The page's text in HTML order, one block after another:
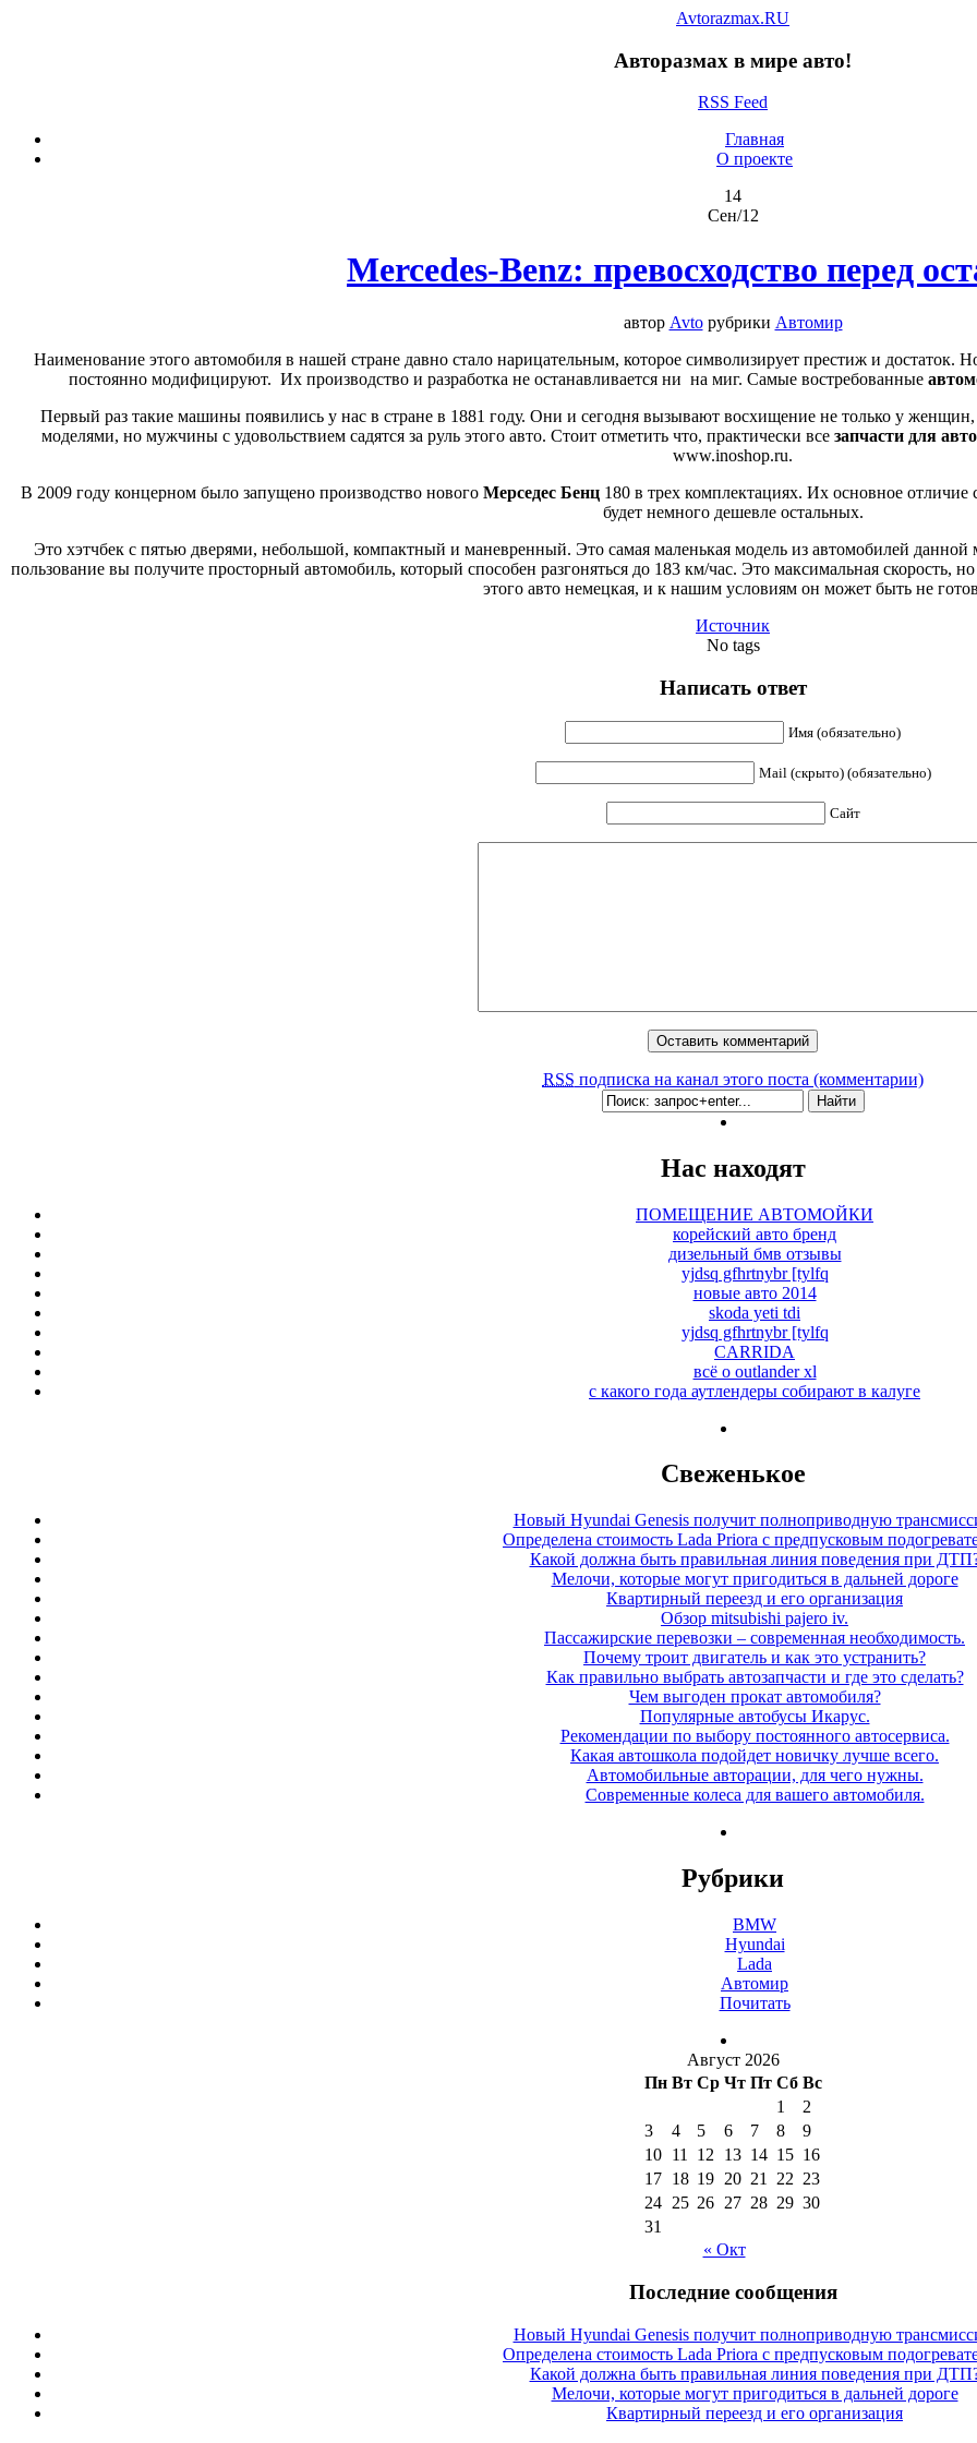
Avtorazmax.RU
Авторазмах в мире авто!
RSS Feed
Главная
О проекте
14
Сен/12
Mercedes-Benz: превосходство перед
автор Avtoрубрики Автомир
Наименование этого автомобиля в нашей стране давно стало нарицательным, которое символизирует престиж и достаток.
постоянно модифицируют. Их производство и разработка не останавливается ни на миг. Самые востребованные
Первый раз такие машины появились у нас в стране в 1881 году. Они и сегодня вызывают восхищение не только у
моделями, но мужчины с удовольствием садятся за руль этого авто. Стоит отметить что, практически все запчасти для
www.inoshop.ru.
В 2009 году концерном было запущено производство нового Мерседес Бенц180 в трех комплектациях. Их основное отличие
будет немного дешевле остальных.
Это хэтчбек с пятью дверями, небольшой, компактный и маневренный. Это самая маленькая модель из автомобилей
пользование вы получите просторный автомобиль, который способен разгоняться до 183 км/час. Это максимальная скорость,
этого авто немецкая, и к нашим условиям он может быть не
Источник
No tags
Написать ответ
Имя (обязательно)
Mail (скрыто) (обязательно)
Сайт
RSS подписка на канал этого поста (комментарии)
Нас находят
ПОМЕЩЕНИЕ АВТОМОЙКИ
корейский авто бренд
дизельный бмв отзывы
yjdsq gfhrtnybr [tylfq
новые авто 2014
skoda yeti tdi
yjdsq gfhrtnybr [tylfq
CARRIDA
всё о outlander xl
с какого года аутлендеры собирают в калуге
Свеженькое
Новый Hyundai Genesis получит полноприводную
Определена стоимость Lada Priora с предпусковым
Какой должна быть правильная линия поведения при
Мелочи, которые могут пригодиться в дальней дороге
Квартирный переезд и его организация
Обзор mitsubishi pajero iv.
Пассажирские перевозки – современная необходимость.
Почему троит двигатель и как это устранить?
Как правильно выбрать автозапчасти и где это сделать?
Чем выгоден прокат автомобиля?
Популярные автобусы Икарус.
Рекомендации по выбору постоянного автосервиса.
Какая автошкола подойдет новичку лучше всего.
Автомобильные авторации, для чего нужны.
Современные колеса для вашего автомобиля.
Рубрики
BMW
Hyundai
Lada
Автомир
Почитать
Август 2026
Пн Вт Ср Чт Пт Сб Вс
1
2
3
4 5 6 7 8
9
10
11 12 13 14 15 16
17
18 19 20 21 22 23
24
25 26 27 28 29 30
31
« Окт
Последние сообщения
Новый Hyundai Genesis получит полноприводную
Определена стоимость Lada Priora с предпусковым
Какой должна быть правильная линия поведения при
Мелочи, которые могут пригодиться в дальней дороге
Квартирный переезд и его организация